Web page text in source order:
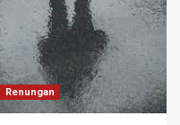
Renungan